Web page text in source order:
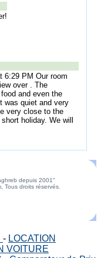
6:29 PM Our room
over . The
and even the
was quiet and very
very close to the
holiday. We will
depuis 2001"
Tous droits réservés.
- LOCATION
VOITURE